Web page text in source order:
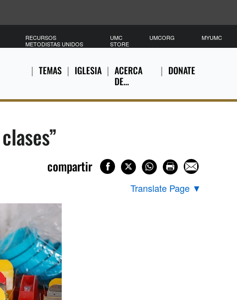
TEMAS IGLESIA
ACERCA
DE…
DONATE
RECURSOS
METODISTAS UNIDOS
UMC
STORE
UMCORG MYUMC
compartir
Translate Page ▼